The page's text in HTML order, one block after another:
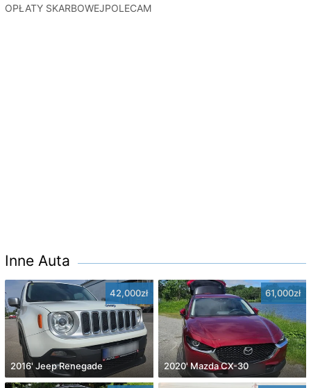
OPŁATY SKARBOWEJPOLECAM
Inne Auta
42,000zł
2016' Jeep Renegade
61,000zł
2020' Mazda CX-30